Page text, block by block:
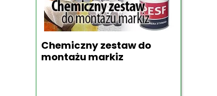
Chemiczny zestaw do
montażu markiz